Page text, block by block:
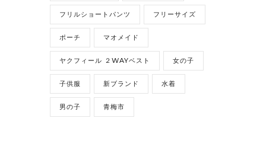
フリルショートパンツ フリーサイズ
ポーチ マオメイド
ヤクフィール ２WAYベスト 女の子
子供服 新ブランド 水着
男の子 青梅市